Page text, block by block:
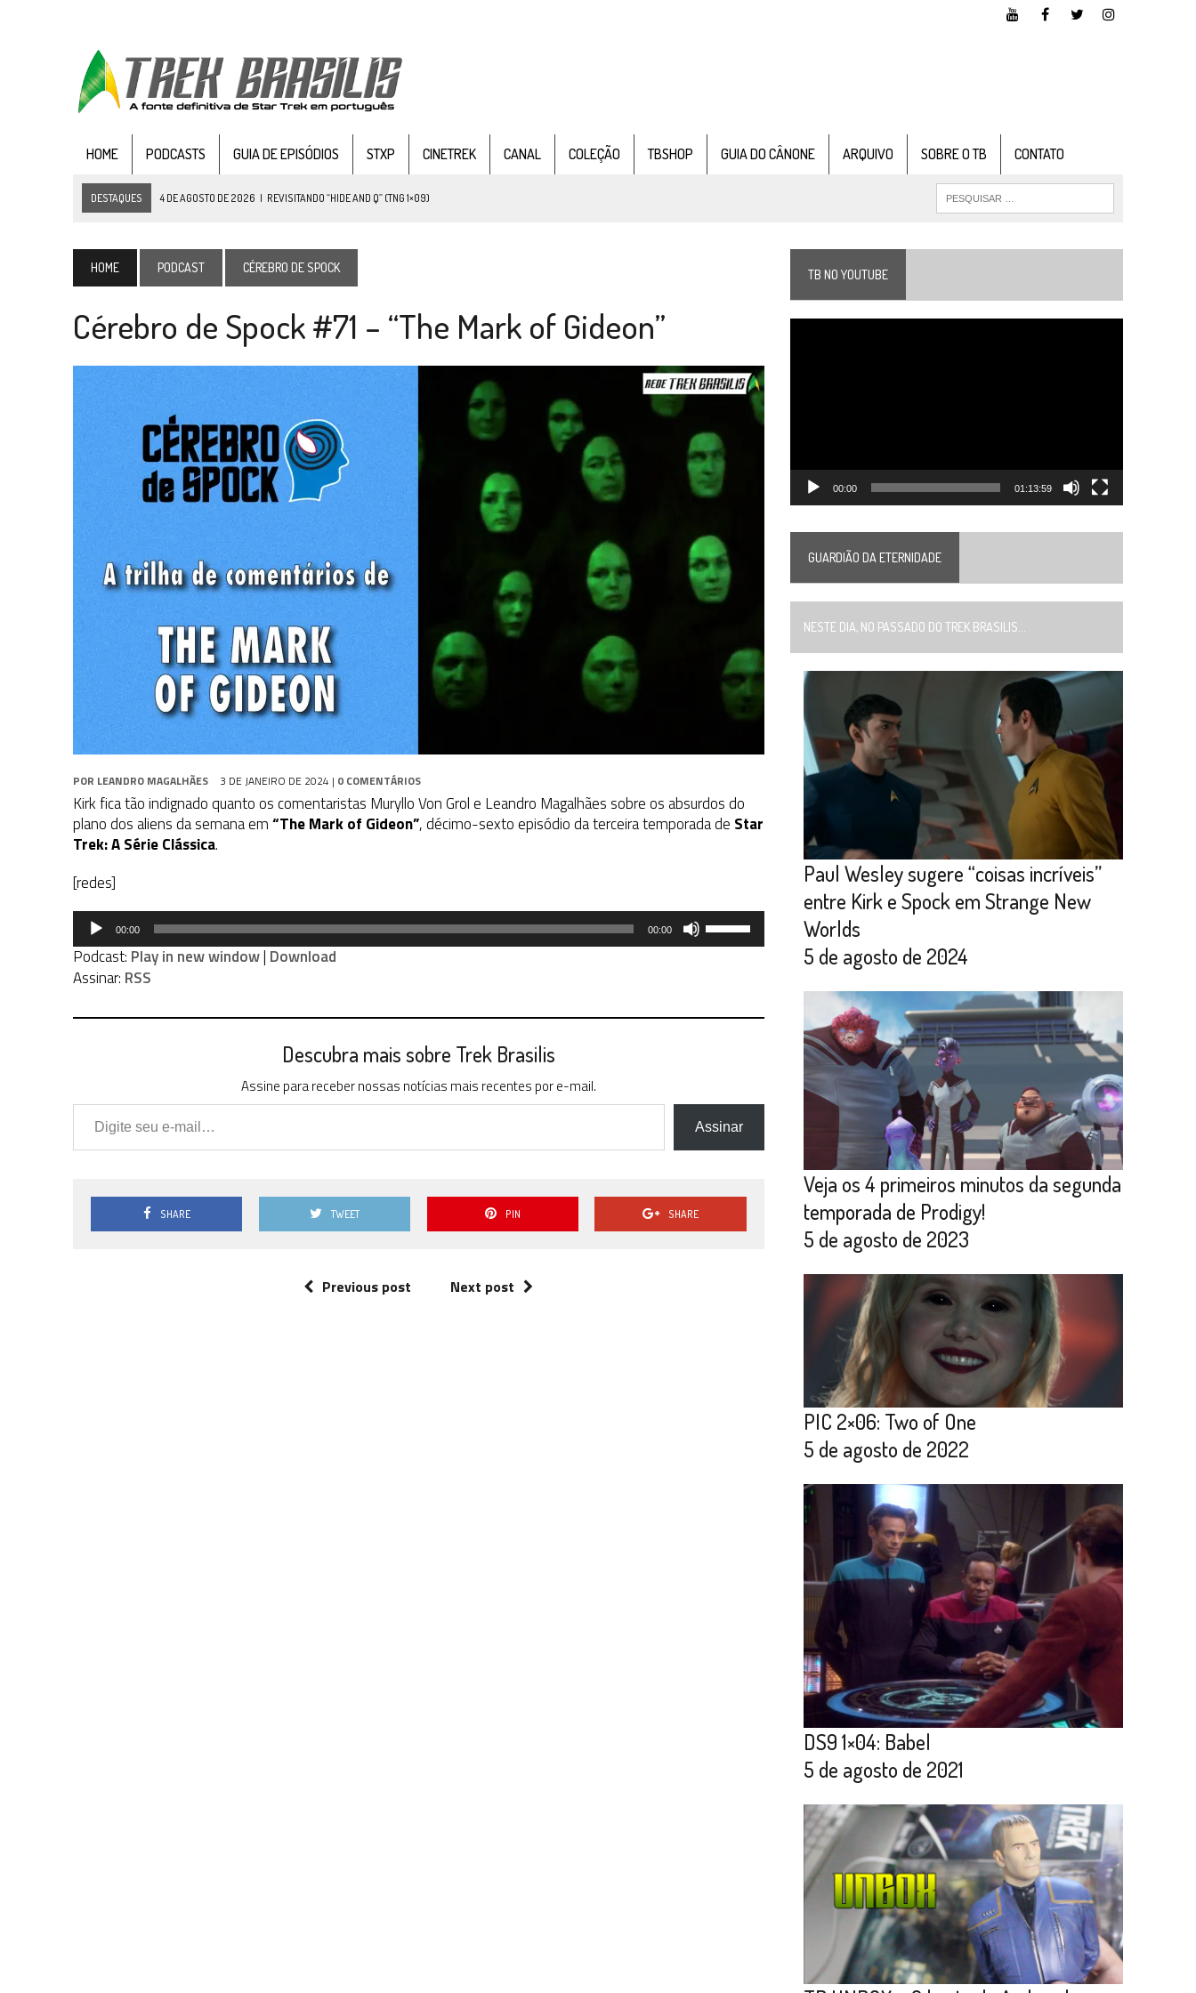
HOME PODCASTS GUIA DE EPISÓDIOS STXP CINETREK CANAL COLEÇÃO TBSHOP GUIA DO CÂNONE ARQUIVO SOBRE O TB CONTATO
DESTAQUES 4 DE AGOSTO DE 2026 | REVISITANDO “HIDE AND Q” (TNG 1×09)
PARAMOUNT E CBS DERRUBAM NOVO VÍDEO DO FILME DE FÃS AXANAR HORAS APÓS ESTREIA
2 DE AGOSTO DE 2026 | TB AO VIVO | STAR TREK: STRANGE NEW WORLDS – “THE GRIFFIN INCIDENT” (4×02)
1 DE AGOSTO DE 2026 ELENCO DE STRANGE NEW WORLDS ENCARA O FIM DE UMA ERA NA SDCC
GRANDES JORNADAS | QUATRO EPISÓDIOS DE
COLEÇÃO TREK BRASILIS
31 DE JULHO DE 2026 | SCOTT BAKULA REVISITA O LEGADO DE ENTERPRISE AOS 60 ANOS DE STAR TREK
5 DE AGOSTO DE 2026 | BALDE DO ODO #122 CHILDREN OF TIME
HOME PODCAST CÉREBRO DE SPOCK
Cérebro de Spock #71 – “The Mark of Gideon”
POR LEANDRO MAGALHÃES 3 DE JANEIRO DE 2024 | 0 COMENTÁRIOS
Kirk fica tão indignado quanto os comentaristas Muryllo Von Grol e Leandro Magalhães sobre os absurdos do
plano dos aliens da semana em“The Mark of Gideon”, décimo-sexto episódio da terceira temporada de Star
Trek: A Série Clássica.
[redes]
Tocador
áudio
00:00 00:00
ou
aumentar
ou
Podcast: Play in new window| Download
Assinar: RSS
Descubra mais sobre Trek Brasilis
Assine para receber nossas notícias mais recentes por e-mail.
Digite seu e-mail…
Assinar
SHARE TWEET PIN SHARE
Previous post Next post
TB NO YOUTUBE
00:00 01:13:59
GUARDIÃO DA ETERNIDADE
NESTE DIA, NO PASSADO DO TREK BRASILIS...
Paul Wesley sugere “coisas incríveis”
entre Kirk e Spock em Strange New
Worlds
5 de agosto de 2024
Veja os 4 primeiros minutos da segunda
temporada de Prodigy!
5 de agosto de 2023
PIC 2×06: Two of One
5 de agosto de 2022
DS9 1×04: Babel
5 de agosto de 2021